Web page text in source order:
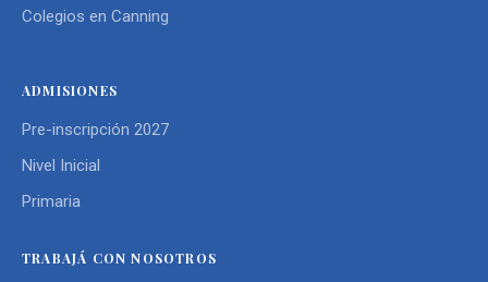
Colegios en Canning
ADMISIONES
Pre-inscripción 2027
Nivel Inicial
Primaria
TRABAJÁ CON NOSOTROS